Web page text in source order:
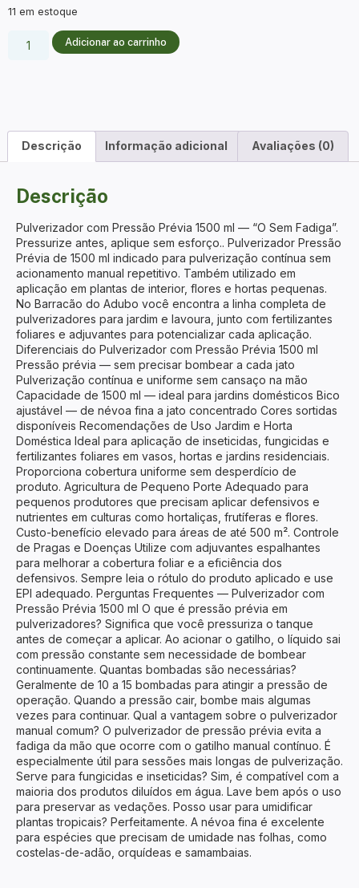
11 em estoque
Adicionar ao carrinho
Descrição Informação adicional Avaliações (0)
Descrição
Pulverizador com Pressão Prévia 1500 ml — “O Sem Fadiga”.
Pressurize antes, aplique sem esforço.. Pulverizador Pressão
Prévia de 1500 ml indicado para pulverização contínua sem
acionamento manual repetitivo. Também utilizado em
aplicação em plantas de interior, flores e hortas pequenas.
No Barracão do Adubo você encontra a linha completa de
pulverizadores para jardim e lavoura, junto com fertilizantes
foliares e adjuvantes para potencializar cada aplicação.
Diferenciais do Pulverizador com Pressão Prévia 1500 ml
Pressão prévia — sem precisar bombear a cada jato
Pulverização contínua e uniforme sem cansaço na mão
Capacidade de 1500 ml — ideal para jardins domésticos Bico
ajustável — de névoa fina a jato concentrado Cores sortidas
disponíveis Recomendações de Uso Jardim e Horta
Doméstica Ideal para aplicação de inseticidas, fungicidas e
fertilizantes foliares em vasos, hortas e jardins residenciais.
Proporciona cobertura uniforme sem desperdício de
produto. Agricultura de Pequeno Porte Adequado para
pequenos produtores que precisam aplicar defensivos e
nutrientes em culturas como hortaliças, frutíferas e flores.
Custo-benefício elevado para áreas de até 500 m². Controle
de Pragas e Doenças Utilize com adjuvantes espalhantes
para melhorar a cobertura foliar e a eficiência dos
defensivos. Sempre leia o rótulo do produto aplicado e use
EPI adequado. Perguntas Frequentes — Pulverizador com
Pressão Prévia 1500 ml O que é pressão prévia em
pulverizadores? Significa que você pressuriza o tanque
antes de começar a aplicar. Ao acionar o gatilho, o líquido sai
com pressão constante sem necessidade de bombear
continuamente. Quantas bombadas são necessárias?
Geralmente de 10 a 15 bombadas para atingir a pressão de
operação. Quando a pressão cair, bombe mais algumas
vezes para continuar. Qual a vantagem sobre o pulverizador
manual comum? O pulverizador de pressão prévia evita a
fadiga da mão que ocorre com o gatilho manual contínuo. É
especialmente útil para sessões mais longas de pulverização.
Serve para fungicidas e inseticidas? Sim, é compatível com a
maioria dos produtos diluídos em água. Lave bem após o uso
para preservar as vedações. Posso usar para umidificar
plantas tropicais? Perfeitamente. A névoa fina é excelente
para espécies que precisam de umidade nas folhas, como
costelas-de-adão, orquídeas e samambaias.